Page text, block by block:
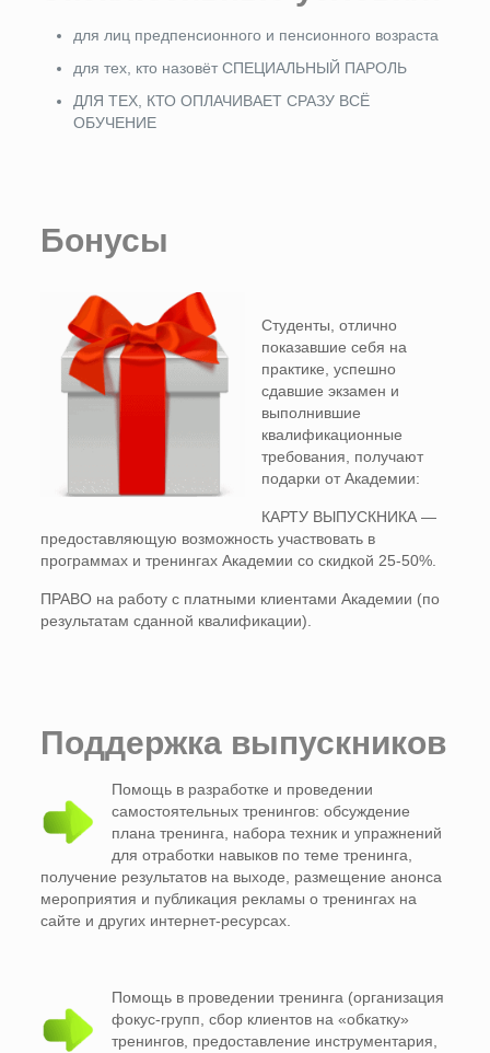
для лиц предпенсионного и пенсионного возраста
для тех, кто назовёт СПЕЦИАЛЬНЫЙ ПАРОЛЬ
ДЛЯ ТЕХ, КТО ОПЛАЧИВАЕТ СРАЗУ ВСЁ
ОБУЧЕНИЕ
Бонусы
Студенты, отлично
показавшие себя на
практике, успешно
сдавшие экзамен и
выполнившие
квалификационные
требования, получают
подарки от Академии:
КАРТУ ВЫПУСКНИКА —
предоставляющую возможность участвовать в
программах и тренингах Академии со скидкой 25-50%.
ПРАВО на работу с платными клиентами Академии (по
результатам сданной квалификации).
Поддержка выпускников
Помощь в разработке и проведении
самостоятельных тренингов: обсуждение
плана тренинга, набора техник и упражнений
для отработки навыков по теме тренинга,
получение результатов на выходе, размещение анонса
мероприятия и публикация рекламы о тренингах на
сайте и других интернет-ресурсах.
Помощь в проведении тренинга (организация
фокус-групп, сбор клиентов на «обкатку»
тренингов, предоставление инструментария,